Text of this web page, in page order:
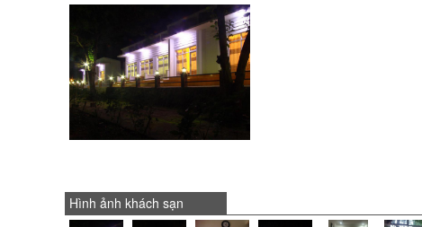
Hình ảnh khách sạn